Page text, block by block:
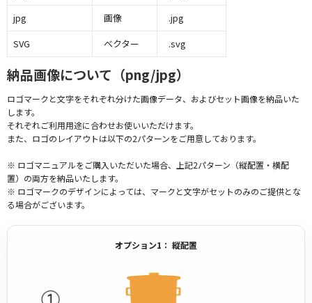
jpg
画像
.jpg
SVG
ベクター .svg
納品画像について（png/jpg）
ロゴマークと文字をそれぞれ分けた画像データ、およびセット画像を納品いた
します。
それぞれご利用用途に合わせお使いいただけます。
また、ロゴのレイアウトは以下の2パターンをご用意しております。
※ ロゴマニュアルをご購入いただいた場合、上記2パターン（縦配置・横配
置）の両方を納品いたします。
※ ロゴマークのデザインによっては、マークと文字がセットのみのご提供とな
る場合がございます。
オプション1： 縦配置